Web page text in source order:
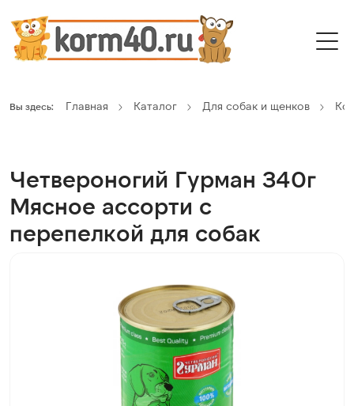
Вы здесь: Главная Каталог Для собак и щенков
Четвероногий Гурман 340г
Мясное ассорти с
перепелкой для собак